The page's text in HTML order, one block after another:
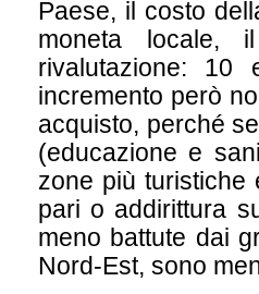
Paese, il costo
moneta locale,
rivalutazione: 10
incremento però
acquisto, perché
(educazione e
zone più turistiche
pari o addirittura
meno battute dai
Nord-Est, sono